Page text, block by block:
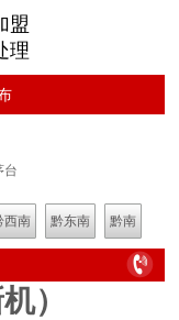
盟
理
台
西南 黔东南 黔南
）